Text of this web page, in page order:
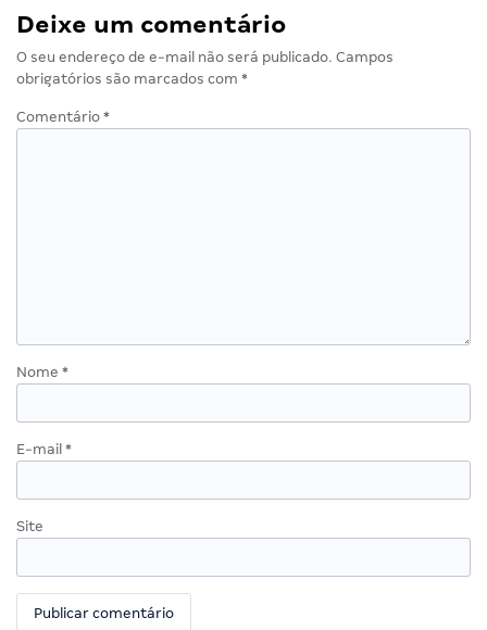
Deixe um comentário
O seu endereço de e-mail não será publicado. Campos
obrigatórios são marcados com *
Comentário *
Nome *
E-mail *
Site